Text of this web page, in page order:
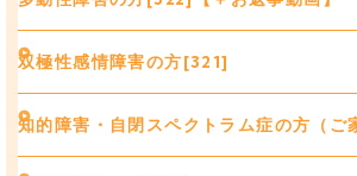
双極性感情障害の方[321]
知的障害・自閉スペクトラム症の方（